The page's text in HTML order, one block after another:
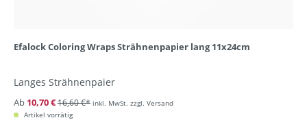
Efalock Coloring Wraps Strähnenpapier lang 11x24cm
Langes Strähnenpaier
Ab 10,70 €16,60 €* inkl. MwSt. zzgl. Versand
Artikel vorrätig